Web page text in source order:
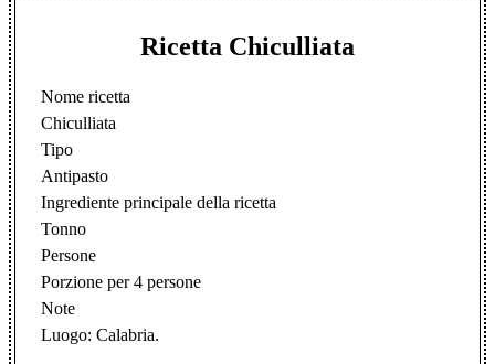
Ricetta Chiculliata
Nome ricetta
Chiculliata
Tipo
Antipasto
Ingrediente principale della ricetta
Tonno
Persone
Porzione per 4 persone
Note
Luogo: Calabria.